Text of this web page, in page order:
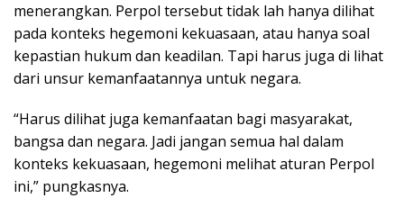
menerangkan. Perpol tersebut tidak lah hanya dilihat
pada konteks hegemoni kekuasaan, atau hanya soal
kepastian hukum dan keadilan. Tapi harus juga di lihat
dari unsur kemanfaatannya untuk negara.
“Harus dilihat juga kemanfaatan bagi masyarakat,
bangsa dan negara. Jadi jangan semua hal dalam
konteks kekuasaan, hegemoni melihat aturan Perpol
ini,” pungkasnya.